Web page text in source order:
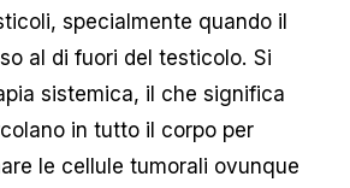
specialmente quando il
al di fuori del testicolo. Si
sistemica, il che significa
in tutto il corpo per
le cellule tumorali ovunque